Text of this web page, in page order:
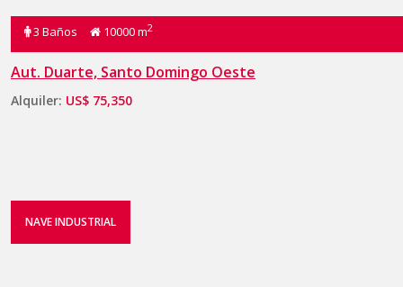
3 Baños 10000 m2
Aut. Duarte, Santo Domingo Oeste
Alquiler: US$ 75,350
NAVE INDUSTRIAL